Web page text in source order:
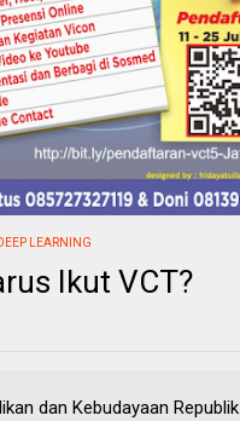
DEEP LEARNING
Ikut VCT?
dan Kebudayaan Republik